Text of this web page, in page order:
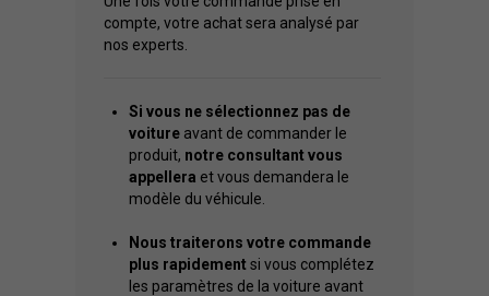
compte, votre achat sera analysé par
nos experts.
Si vous ne sélectionnez pas de
voiture avant de commander le
produit, notre consultant vous
appellera et vous demandera le
modèle du véhicule.
Nous traiterons votre commande
plus rapidement si vous complétez
les paramètres de la voiture avant